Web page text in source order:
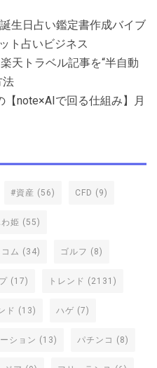
生日占い鑑定書作成バイブ
ト占いビジネス
天トラベル記事を“半自動
法
note×AIで回る仕組み】月
#資産 (56) CFD (9)
姫 (55)
ム (34) ゴルフ (8)
(17) トレンド (2131)
ド (13) ハゲ (7)
ション (13) パチンコ (8)